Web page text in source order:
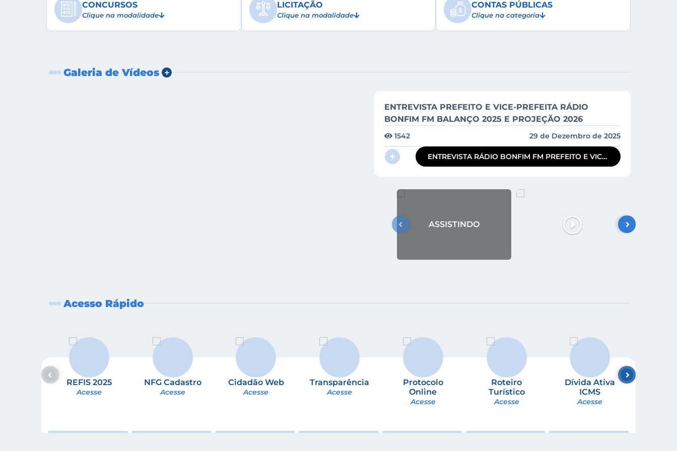
Geovane Rodrigues (Sanga Funda) – 4 gols.
Veja a galeria de fotos do evento:
CONCURSOS
Clique na modalidade
LICITAÇÃO
Clique na modalidade
CONTAS PÚBLICAS
Clique na categoria
Galeria de Vídeos
ENTREVISTA PREFEITO E VICE-PREFEITA RÁDIO
BONFIM FM BALANÇO 2025 E PROJEÇÃO 2026
1542 29 de Dezembro de 2025
ENTREVISTA RÁDIO BONFIM FM PREFEITO E VICE-
PREFEITA BALANÇO 2025 E PROJETANDO 2026
Acesso Rápido
REFIS 2025
Acesse
NFG Cadastro
Acesse
Cidadão Web
Acesse
Transparência
Acesse
Protocolo
Online
Acesse
Roteiro
Turístico
Acesse
Dívida Ativa
ICMS
Acesse